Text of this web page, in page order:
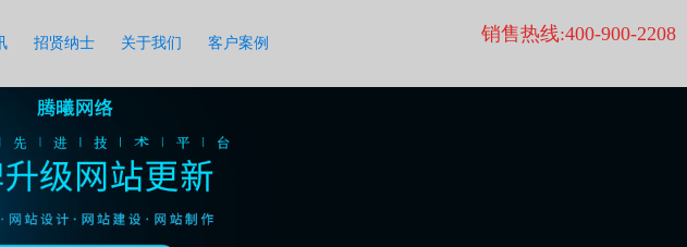
招贤纳士 关于我们 客户案例 销售热线:400-900-2208